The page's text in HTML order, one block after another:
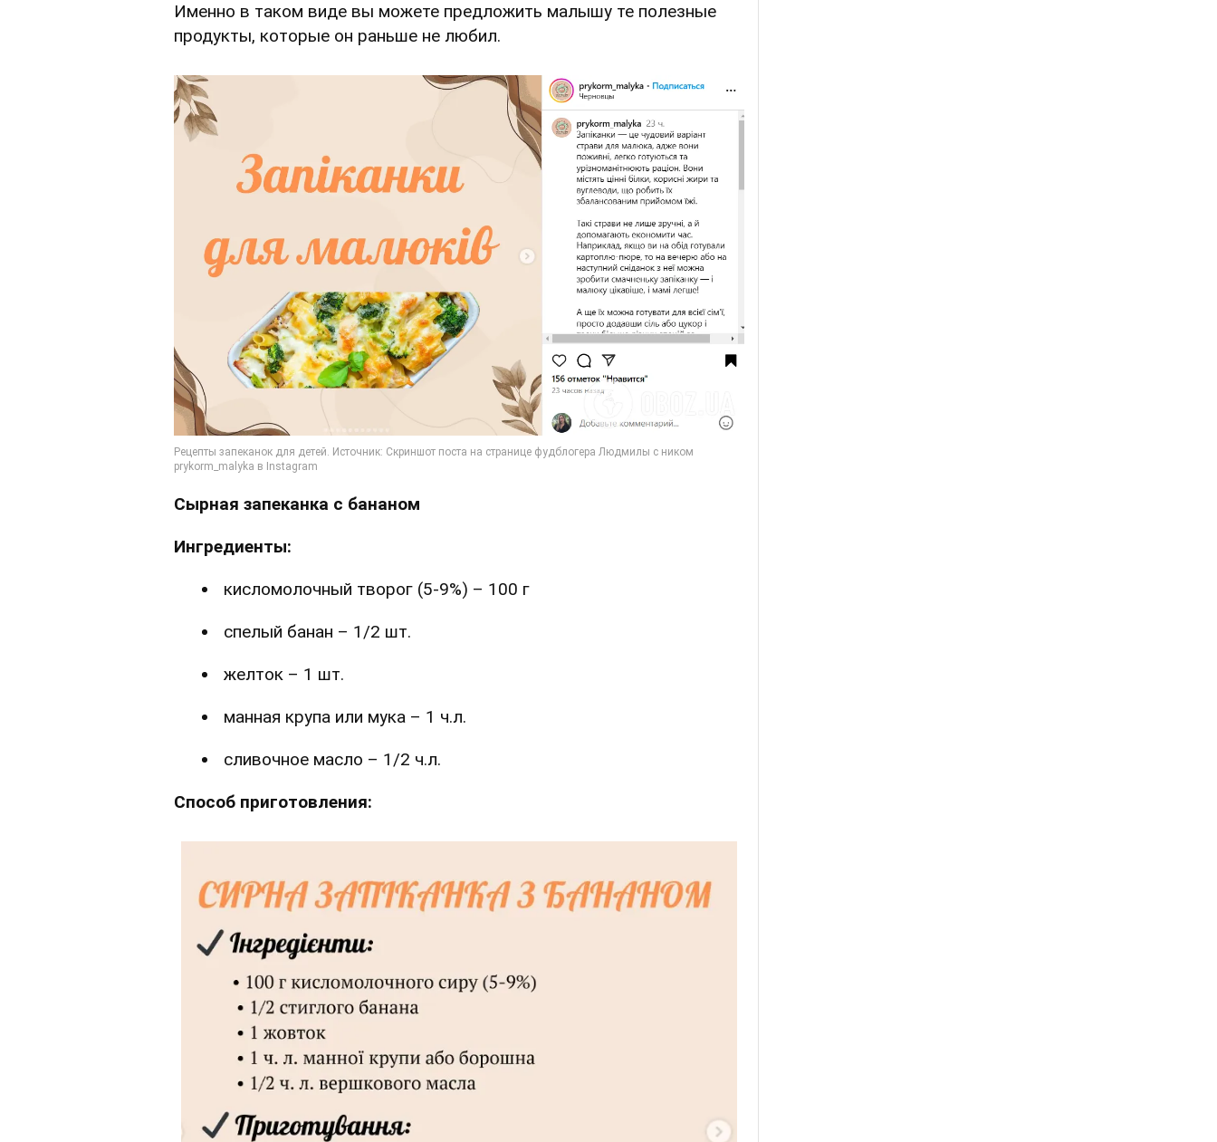
Именно в таком виде вы можете предложить малышу те полезные
продукты, которые он раньше не любил.
Сырная запеканка с бананом
Ингредиенты:
кисломолочный творог (5-9%) – 100 г
спелый банан – 1/2 шт.
желток – 1 шт.
манная крупа или мука – 1 ч.л.
сливочное масло – 1/2 ч.л.
Способ приготовления: